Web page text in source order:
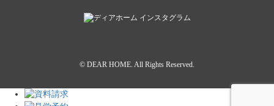
© DEAR HOME. All Rights Reserved.